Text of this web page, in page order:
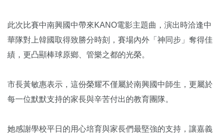
此次比賽中南興國中帶來KANO電影主題曲，演出時洽逢中
華隊對上韓國取得致勝分時刻，賽場內外「神同步」奪得佳
績，更凸顯棒球原鄉、管樂之都的光榮。
市長黃敏惠表示，這份榮耀不僅屬於南興國中師生，更屬於
每一位默默支持的家長與辛苦付出的教育團隊。
她感謝學校平日的用心培育與家長們最堅強的支持，讓嘉義